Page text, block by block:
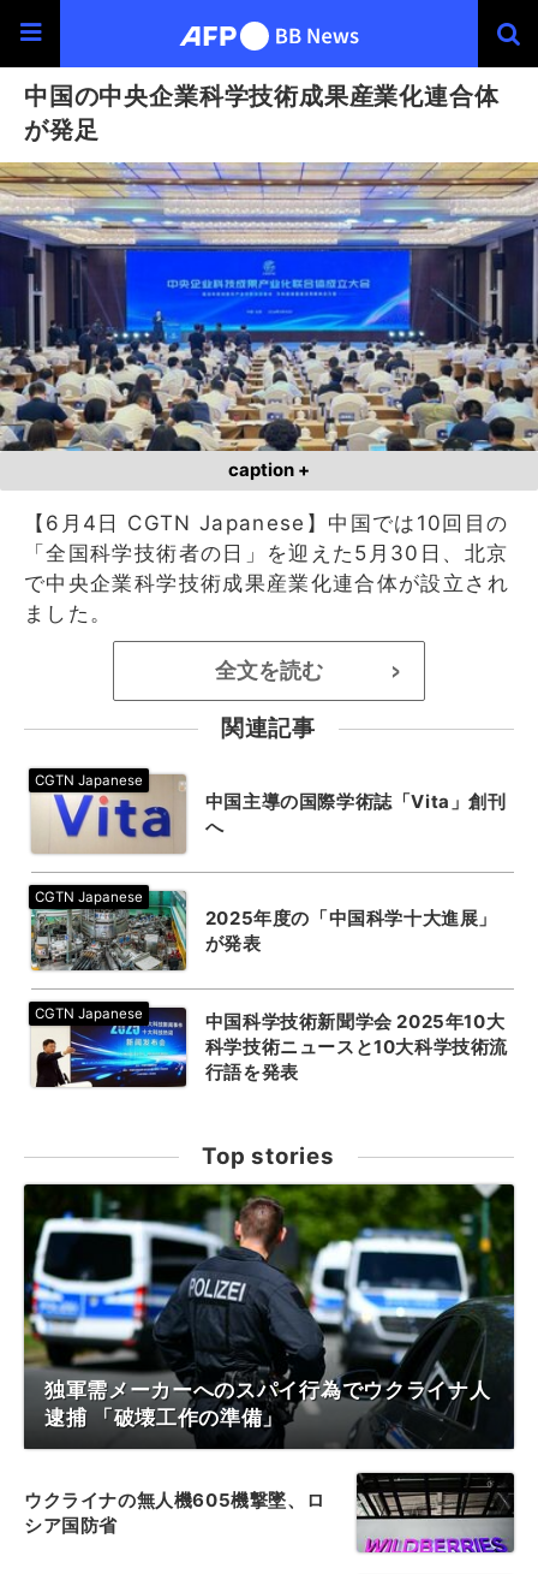
中国の中央企業科学技術成果産業化連合体
が発足
caption +
【6月4日 CGTN Japanese】中国では10回目の
「全国科学技術者の日」を迎えた5月30日、北京
で中央企業科学技術成果産業化連合体が設立され
ました。
全文を読む >
関連記事
中国主導の国際学術誌「Vita」創刊
へ
2025年度の「中国科学十大進展」
が発表
中国科学技術新聞学会 2025年10大
科学技術ニュースと10大科学技術流
行語を発表
Top stories
独軍需メーカーへのスパイ行為でウクライナ人
逮捕 「破壊工作の準備」
ウクライナの無人機605機撃墜、ロ
シア国防省